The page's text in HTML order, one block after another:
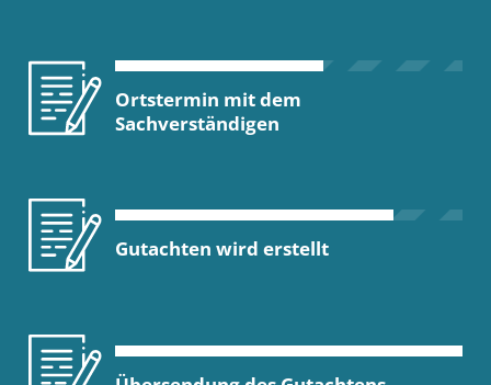
Ortstermin mit dem
Sachverständigen
Gutachten wird erstellt